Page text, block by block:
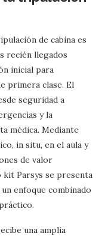
de cabina es
recién llegados
inicial para
primera clase. El
seguridad a
y la
médica. Mediante
in situ, en el aula y
de valor
kit Parsys se presenta
enfoque combinado
una amplia